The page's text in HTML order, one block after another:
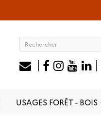
USAGES FORÊT - BOIS